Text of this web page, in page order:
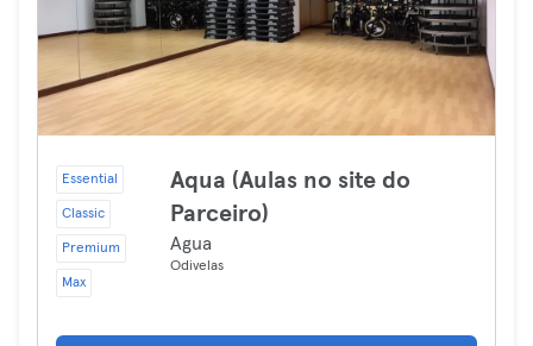
Essential
Classic
Premium
Max
Aqua (Aulas no site do
Parceiro)
Agua
Odivelas